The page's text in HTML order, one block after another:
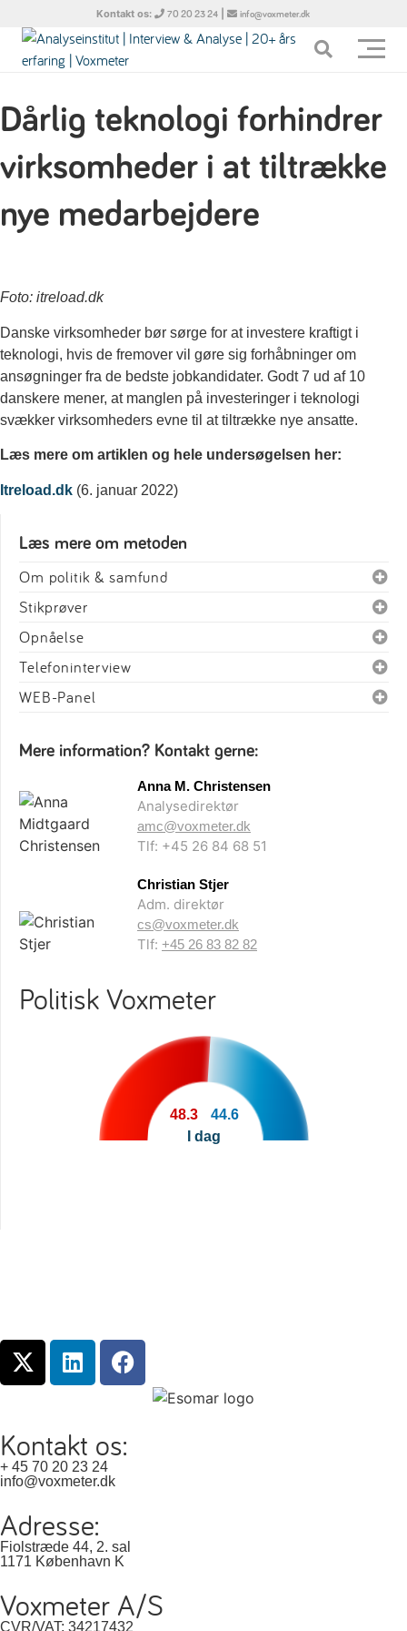
Kontakt os: 70 20 23 24 | info@voxmeter.dk
Dårlig teknologi forhindrer
virksomheder i at tiltrække
nye medarbejdere
Foto: itreload.dk
Danske virksomheder bør sørge for at investere kraftigt i
teknologi, hvis de fremover vil gøre sig forhåbninger om
ansøgninger fra de bedste jobkandidater. Godt 7 ud af 10
danskere mener, at manglen på investeringer i teknologi
svækker virksomheders evne til at tiltrække nye ansatte.
Læs mere om artiklen og hele undersøgelsen her:
Itreload.dk (6. januar 2022)
Læs mere om metoden
Om politik & samfund
Stikprøver
Opnåelse
Telefoninterview
WEB-Panel
Mere information? Kontakt gerne:
Anna M. Christensen
Analysedirektør
amc@voxmeter.dk
Tlf: +45 26 84 68 51
Christian Stjer
Adm. direktør
cs@voxmeter.dk
Tlf: +45 26 83 82 82
Politisk Voxmeter
48.3
44.6
I dag
Kontakt os:
+ 45 70 20 23 24
info@voxmeter.dk
Adresse:
Fiolstræde 44, 2. sal
1171 København K
Voxmeter A/S
CVR/VAT: 34217432